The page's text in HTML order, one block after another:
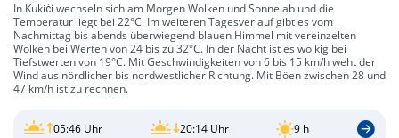
In Kukići wechseln sich am Morgen Wolken und Sonne ab und die
Temperatur liegt bei 22°C. Im weiteren Tagesverlauf gibt es vom
Nachmittag bis abends überwiegend blauen Himmel mit vereinzelten
Wolken bei Werten von 24 bis zu 32°C. In der Nacht ist es wolkig bei
Tiefstwerten von 19°C. Mit Geschwindigkeiten von 6 bis 15 km/h weht der
Wind aus nördlicher bis nordwestlicher Richtung. Mit Böen zwischen 28 und
47 km/h ist zu rechnen.
05:46 Uhr 20:14 Uhr 9 h